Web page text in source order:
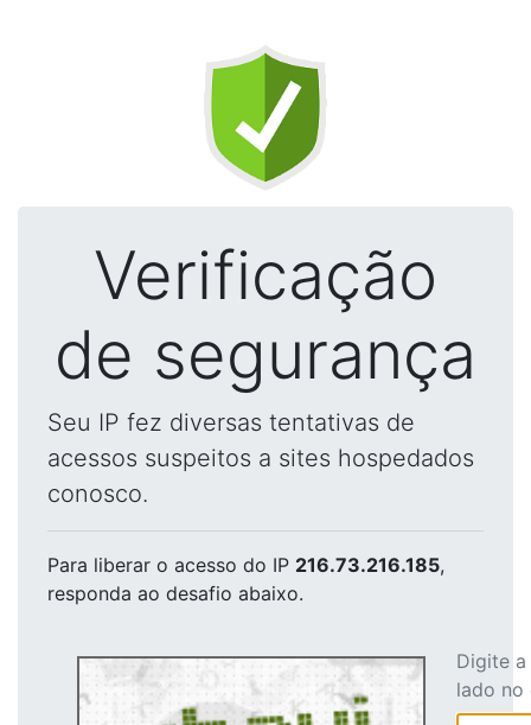
Verificação
de segurança
Seu IP fez diversas tentativas de
acessos suspeitos a sites hospedados
conosco.
Para liberar o acesso do IP 216.73.216.185,
responda ao desafio abaixo.
Digite
lado no